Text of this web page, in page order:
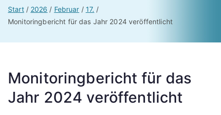
etz
NRW
Start 2026 Februar
17.
Monitoringbericht für das Jahr 2024 veröffentlicht
Monitoringbericht für das
Jahr 2024 veröffentlicht